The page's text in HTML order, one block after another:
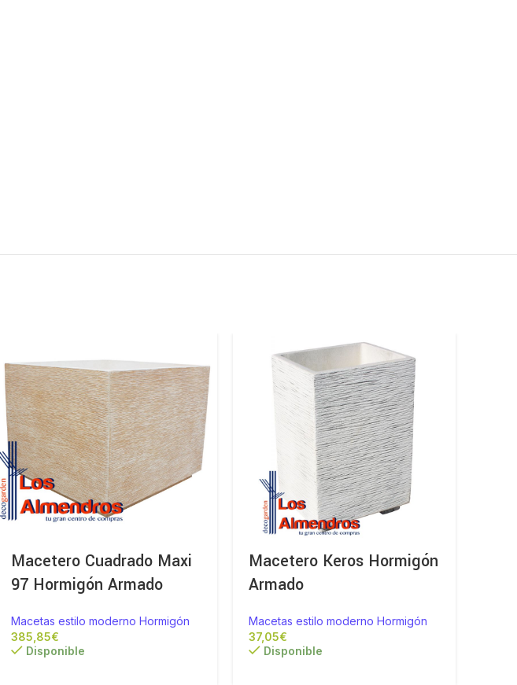
Macetero Cuadrado Maxi
97 Hormigón Armado
Macetas estilo moderno Hormigón
€
Disponible
Macetero Keros Hormigón
Armado
Macetas estilo moderno Hormigón
€
Disponible